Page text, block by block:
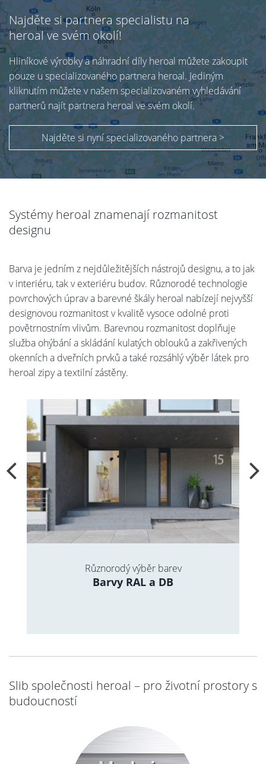
Najděte si partnera specialistu na
heroal ve svém okolí!
Hliníkové výrobky a náhradní díly heroal můžete zakoupit
pouze u specializovaného partnera heroal. Jediným
kliknutím můžete v našem specializovaném vyhledávání
partnerů najít partnera heroal ve svém okolí.
Najděte si nyní specializovaného partnera >
Systémy heroal znamenají rozmanitost
designu
Barva je jedním z nejdůležitějších nástrojů designu, a to jak
v interiéru, tak v exteriéru budov. Různorodé technologie
povrchových úprav a barevné škály heroal nabízejí nejvyšší
designovou rozmanitost v kvalitě vysoce odolné proti
povětrnostním vlivům. Barevnou rozmanitost doplňuje
služba ohýbání a skládání kulatých oblouků a zakřivených
okenních a dveřních prvků a také rozsáhlý výběr látek pro
heroal zipy a textilní zástěny.
Různorodý výběr barev
Barvy RAL a DB
Slib společnosti heroal – pro životní prostory s
budoucností